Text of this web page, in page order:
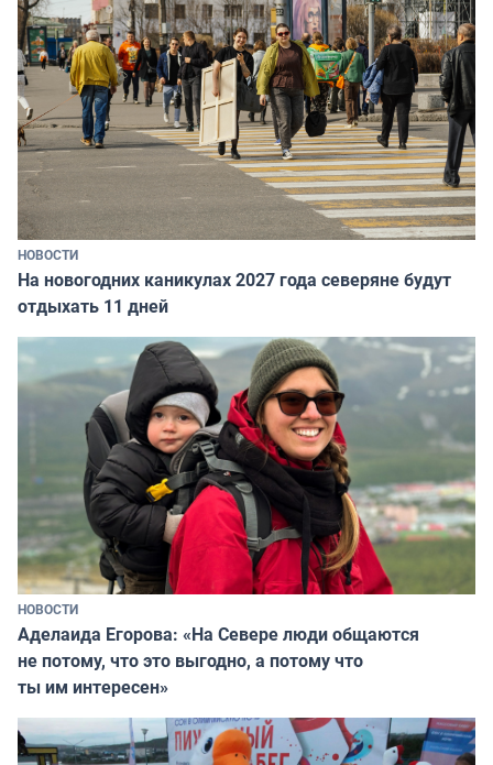
НОВОСТИ
На новогодних каникулах 2027 года северяне будут
отдыхать 11 дней
НОВОСТИ
Аделаида Егорова: «На Севере люди общаются
не потому, что это выгодно, а потому что
ты им интересен»